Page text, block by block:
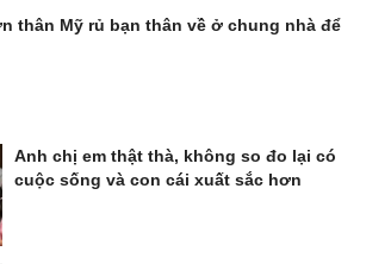
thân Mỹ rủ bạn thân về ở chung nhà để
Anh chị em thật thà, không so đo lại có
cuộc sống và con cái xuất sắc hơn